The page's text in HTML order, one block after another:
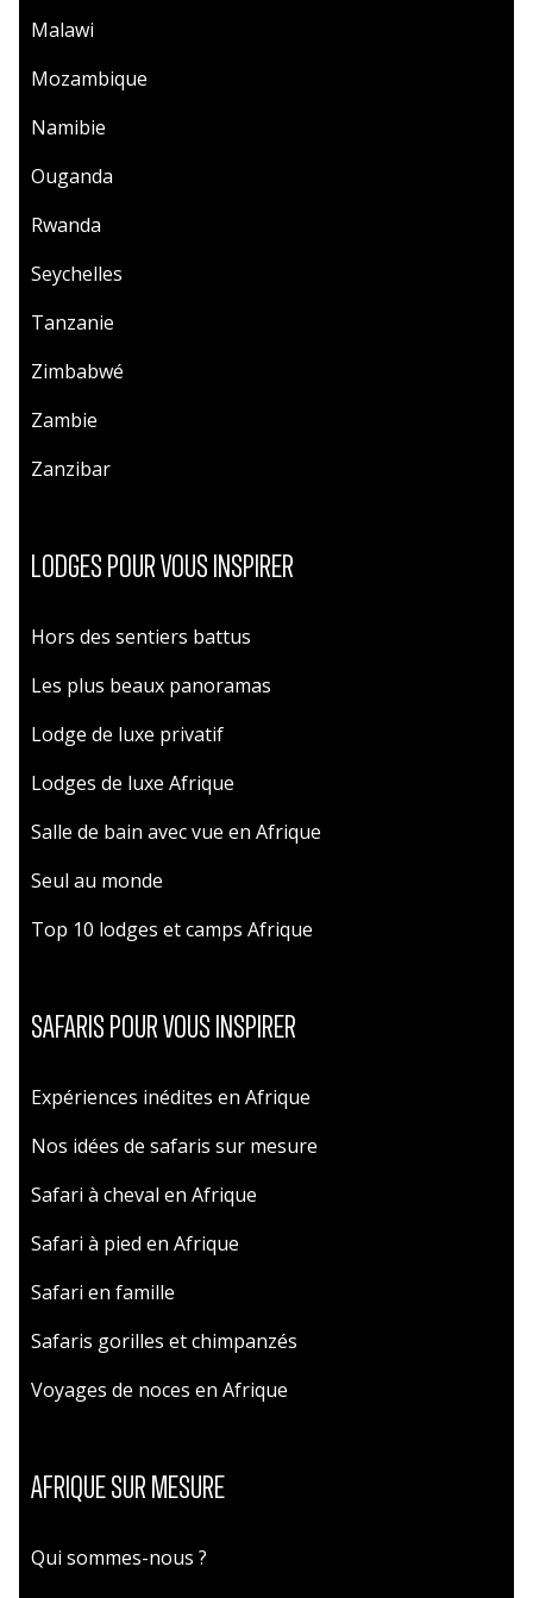
Malawi
Mozambique
Namibie
Ouganda
Rwanda
Seychelles
Tanzanie
Zimbabwé
Zambie
Zanzibar
LODGES POUR VOUS INSPIRER
Hors des sentiers battus
Les plus beaux panoramas
Lodge de luxe privatif
Lodges de luxe Afrique
Salle de bain avec vue en Afrique
Seul au monde
Top 10 lodges et camps Afrique
SAFARIS POUR VOUS INSPIRER
Expériences inédites en Afrique
Nos idées de safaris sur mesure
Safari à cheval en Afrique
Safari à pied en Afrique
Safari en famille
Safaris gorilles et chimpanzés
Voyages de noces en Afrique
AFRIQUE SUR MESURE
Qui sommes-nous ?